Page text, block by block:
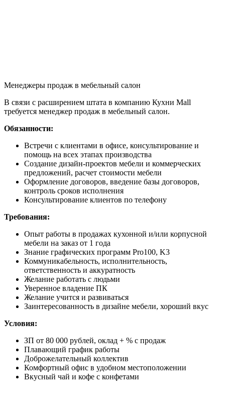
Менеджеры продаж в мебельный салон
В связи с расширением штата в компанию Кухни Mall
требуется менеджер продаж в мебельный салон.
Обязанности:
Встречи с клиентами в офисе, консультирование и
помощь на всех этапах производства
Создание дизайн-проектов мебели и коммерческих
предложений, расчет стоимости мебели
Оформление договоров, введение базы договоров,
контроль сроков исполнения
Консультирование клиентов по телефону
Требования:
Опыт работы в продажах кухонной и/или корпусной
мебели на заказ от 1 года
Знание графических программ Pro100, K3
Коммуникабельность, исполнительность,
ответственность и аккуратность
Желание работать с людьми
Уверенное владение ПК
Желание учится и развиваться
Заинтересованность в дизайне мебели, хороший вкус
Условия:
ЗП от 80 000 рублей, оклад + % с продаж
Плавающий график работы
Доброжелательный коллектив
Комфортный офис в удобном местоположении
Вкусный чай и кофе с конфетами